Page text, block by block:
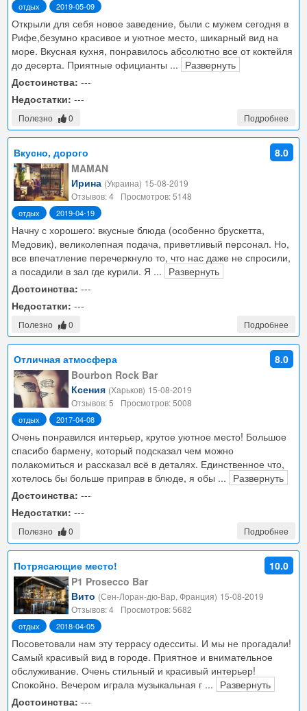
отдых 2019-05-09
Открыли для себя новое заведение, были с мужем сегодня в
Рифе,безумно красивое и уютное место, шикарный вид на
море. Вкусная кухня, понравилось абсолютно все от коктейля
до десерта. Приятные официанты ... Развернуть
Достоинства: ---
Недостатки: ---
Полезно 0 Подробнее
Вкусно, дорого
8.0
MAMAN
Ирина (Украина) 15-08-2019
Отзывов: 4
Просмотров: 5148
отдых 2019-04-19
Начну с хорошего: вкусные блюда (особенно брускетта,
Медовик), великолепная подача, приветливый персонал. Но,
все впечатление перечеркнуло то, что нас даже не спросили,
а посадили в зал где курили. Я ... Развернуть
Достоинства: ---
Недостатки: ---
Полезно 0 Подробнее
Отличная атмосфера
8.0
Bourbon Rock Bar
Ксения (Харьков) 15-08-2019
Отзывов: 5
Просмотров: 5008
отдых 2017-04-08
Очень понравился интерьер, крутое уютное место! Большое
спасибо бармену, который подсказал чем можно
полакомиться и рассказал всё в деталях. Единственное что,
хотелось бы больше приправ в блюде, я обы ... Развернуть
Достоинства: ---
Недостатки: ---
Полезно 0 Подробнее
Потрясающие место!
10.0
P1 Prosecco Bar
Вито (Сен-Лоран-дю-Вар, Франция) 15-08-2019
Отзывов: 4
Просмотров: 5682
отдых 2018-04-05
Посоветовали нам эту террасу одесситы. И мы не прогадали!
Самый красивый вид в городе. Приятное и внимательное
обслуживание. Очень стильный и красивый интерьер!
Спокойно. Вечером играла музыкальная г ... Развернуть
Достоинства: ---